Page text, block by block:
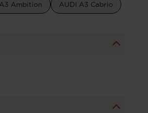
Ambition AUDI A3 Cabrio